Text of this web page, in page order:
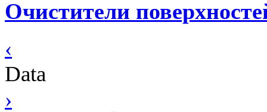
Очистители
‹
Data
›